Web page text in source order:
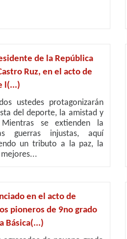
de la República
Ruz, en el acto de
l(...)
ustedes protagonizarán
del deporte, la amistad y
se extienden la
guerras injustas, aquí
un tributo a la paz, la
en el acto de
pioneros de 9no grado
Básica(...)